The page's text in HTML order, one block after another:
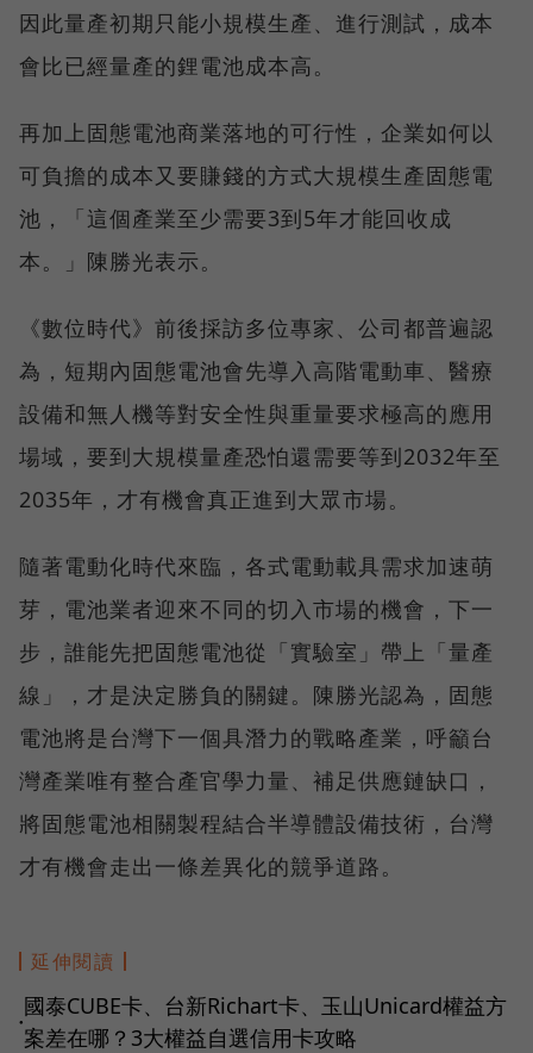
因此量產初期只能小規模生產、進行測試，成本
會比已經量產的鋰電池成本高。
再加上固態電池商業落地的可行性，企業如何以
可負擔的成本又要賺錢的方式大規模生產固態電
池，「這個產業至少需要3到5年才能回收成
本。」陳勝光表示。
《數位時代》前後採訪多位專家、公司都普遍認
為，短期內固態電池會先導入高階電動車、醫療
設備和無人機等對安全性與重量要求極高的應用
場域，要到大規模量產恐怕還需要等到2032年至
2035年，才有機會真正進到大眾市場。
隨著電動化時代來臨，各式電動載具需求加速萌
芽，電池業者迎來不同的切入市場的機會，下一
步，誰能先把固態電池從「實驗室」帶上「量產
線」，才是決定勝負的關鍵。陳勝光認為，固態
電池將是台灣下一個具潛力的戰略產業，呼籲台
灣產業唯有整合產官學力量、補足供應鏈缺口，
將固態電池相關製程結合半導體設備技術，台灣
才有機會走出一條差異化的競爭道路。
延伸閱讀
●
國泰CUBE卡、台新Richart卡、玉山Unicard權益方
案差在哪？3大權益自選信用卡攻略